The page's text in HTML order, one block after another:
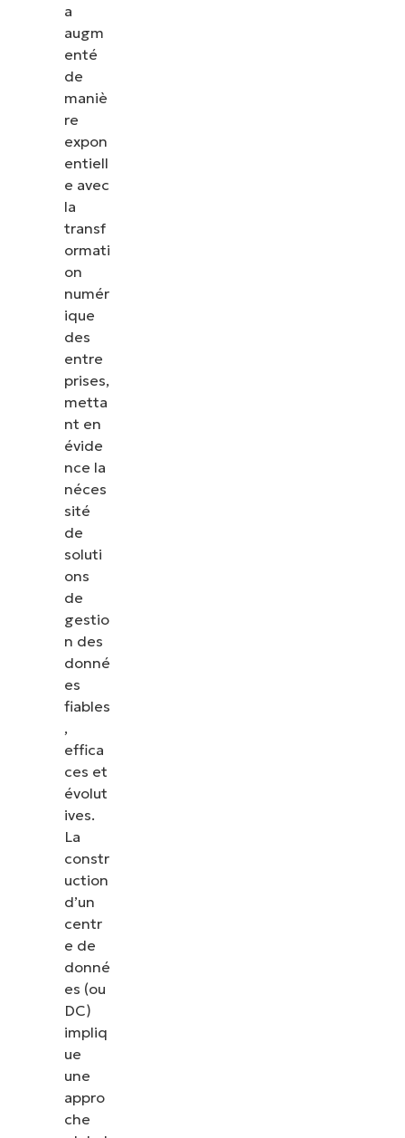
a
augm
enté
de
maniè
re
expon
entiell
e avec
la
transf
ormati
on
numér
ique
des
entre
prises,
metta
nt en
évide
nce la
néces
sité
de
soluti
ons
de
gestio
n des
donné
es
fiables
,
effica
ces et
évolut
ives.
La
constr
uction
d’un
centr
e de
donné
es (ou
DC)
impliq
ue
une
appro
che